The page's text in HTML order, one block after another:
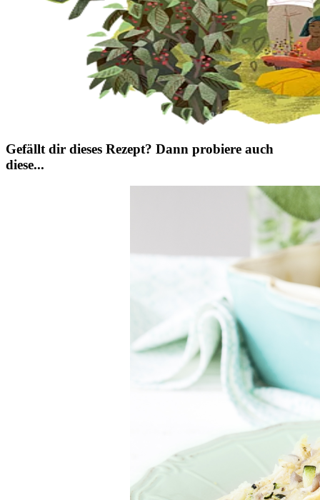
Gefällt dir dieses Rezept? Dann probiere auch
diese...